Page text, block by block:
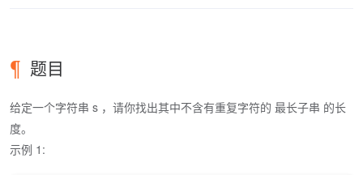
题目
给定一个字符串 s ，请你找出其中不含有重复字符的 最长子串 的长
度。
示例 1: